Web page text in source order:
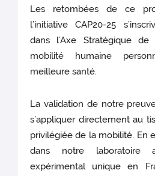
Les retombées de ce
l’initiative CAP20-25
dans l’Axe Stratégique
mobilité humaine
meilleure santé.
La validation de notre
s’appliquer directement au
privilégiée de la mobilité. En
dans notre laboratoire
expérimental unique en